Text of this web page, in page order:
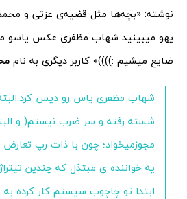
نوشته: «بچه‌ها مثل قضیه‌ی عزتی و
یهو میبینید شهاب مظفری عکس یاسو
ضایع میشیم :))))» کاربر دیگری به نام
شهاب مظفری یاس رو دیس
شسته رفته و سرِ ضرب نیستم( و
مجوزمیخواد؛ چون با ذات رپ
یه خواننده ی مبتذل که چندین
ابتدا تو چاچوب سیستم کار کرده